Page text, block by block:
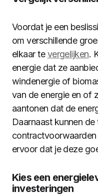
Voordat je een
om verschillende
elkaar tevergelijken.
energie dat ze
windenergie of
van de energie en of
aantonen dat de
Daarnaast kunnen de
ervoor dat je deze
Kies een
investeringen